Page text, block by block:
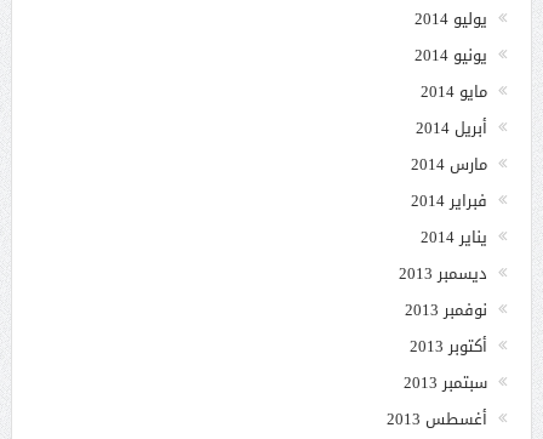
يوليو 2014
يونيو 2014
مايو 2014
أبريل 2014
مارس 2014
فبراير 2014
يناير 2014
ديسمبر 2013
نوفمبر 2013
أكتوبر 2013
سبتمبر 2013
أغسطس 2013